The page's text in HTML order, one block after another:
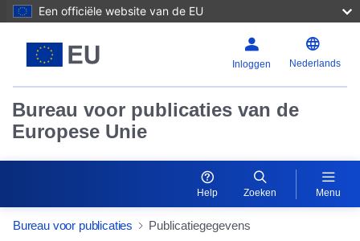
Een officiële website van de EU
Inloggen Nederlands
Bureau voor publicaties van de
Europese Unie
Help Zoeken Menu
Bureau voor publicaties Publicatiegegevens